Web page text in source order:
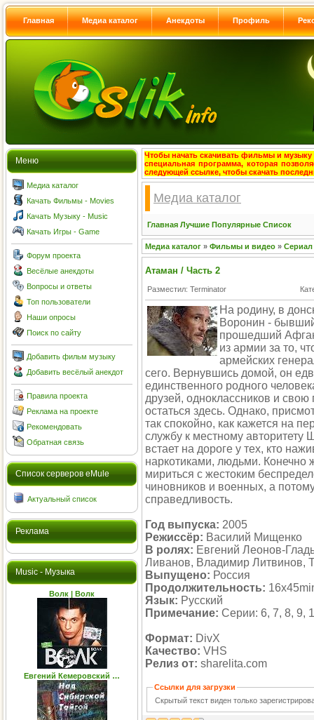
Главная Медиа каталог Анекдоты Профиль
Меню
Медиа каталог
Качать Фильмы - Movies
Качать Музыку - Music
Качать Игры - Game
Форум проекта
Весёлые анекдоты
Вопросы и ответы
Топ пользователи
Наши опросы
Поиск по сайту
Добавить фильм музыку
Добавить весёлый анекдот
Правила проекта
Реклама на проекте
Рекомендовать
Обратная связь
Cписок серверов eMule
Актуальный список
Реклама
Music - Музыка
Волк | Волк
Евгений Кемеровский …
Чтобы начать скачивать фильмы и музыку
специальная программа, которая
следующей ссылке, чтобы скачать
Медиа каталог
Главная Лучшие Популярные Список
Медиа каталог » Фильмы и видео » Сериал
Атаман / Часть 2
Разместил: Terminator
На родину, в
Воронин -
прошедший
из армии за то,
армейских
сего. Вернувшись домой, он
единственного родного
друзей, одноклассников и
остаться здесь. Однако,
так спокойно, как кажется на
службу к местному
встает на дороге у тех, кто
наркотиками, людьми. Конечно
мириться с жестоким
чиновников и военных, а
справедливость.
Год выпуска: 2005
Режиссёр: Василий Мищенко
В ролях: Евгений Леонов-
Ливанов, Владимир Литвинов,
Выпущено: Россия
Продолжительность:
Язык: Русский
Примечание: Серии: 6, 7, 8, 9,
Формат: DivX
Качество: VHS
Релиз от: sharelita.com
Ссылки для загрузки
Скрытый текст виден только